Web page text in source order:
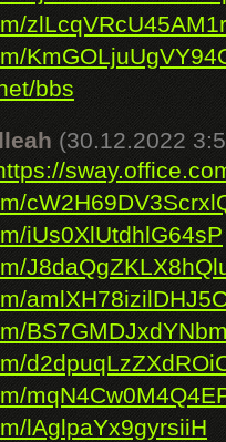
bbs
(30.12.2022
iUs0XlUtdhlG64sP
lAglpaYx9gyrsiiH